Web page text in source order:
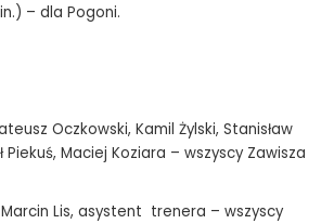
– dla Pogoni.
Oczkowski, Kamil Żylski, Stanisław
Piekuś, Maciej Koziara – wszyscy Zawisza
Lis, asystent trenera – wszyscy